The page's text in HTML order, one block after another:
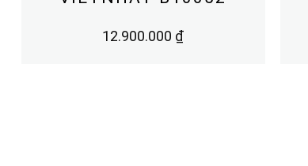
12.900.000 ₫